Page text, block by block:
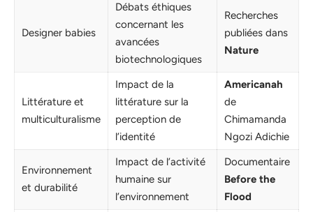
Designer babies
Débats éthiques
concernant les
avancées
biotechnologiques
Recherches
publiées dans
Nature
Littérature et
multiculturalisme
Impact de la
littérature sur la
perception de
l’identité
Americanah
de
Chimamanda
Ngozi Adichie
Environnement
et durabilité
Impact de l’activité
humaine sur
l’environnement
Documentaire
Before the
Flood